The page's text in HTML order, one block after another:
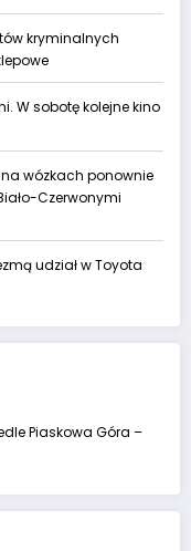
kryminalnych
W sobotę kolejne kino
na wózkach ponownie
Czerwonymi
udział w Toyota
Piaskowa Góra –